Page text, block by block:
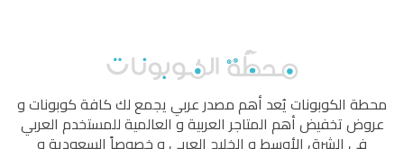
محطة الكوبوناتيُعد أهم مصدر عربي يجمع لك كافة كوبونات و
عروض تخفيض أهم المتاجر العربية و العالمية للمستخدم العربي